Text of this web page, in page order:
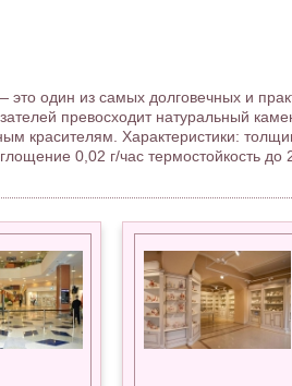
это один из самых долговечных и
превосходит натуральный
красителям. Характеристики:
0,02 г/час термостойкость до